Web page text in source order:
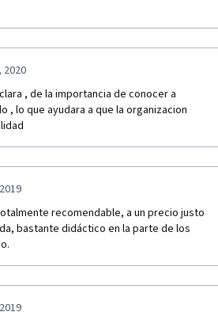
2020
, de la importancia de conocer a
lo que ayudara a que la organizacion
recomendable, a un precio justo
bastante didáctico en la parte de los